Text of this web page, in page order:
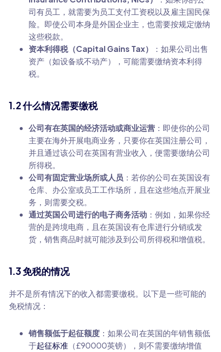
司有员工，就需要为员工支付工资税以及雇主国民保
险。即使公司本身是外国企业主，也需要按规定缴纳
这些税款。
资本利得税（Capital Gains Tax）
：如果公司出售
资产（如设备或不动产），可能需要缴纳资本利得
税。
1.2 什么情况需要缴税
公司有在英国的经济活动或商业运营：即使你的公司
主要在海外开展电商业务，只要你在英国注册公司，
并且通过该公司在英国有营业收入，便需要缴纳公司
所得税。
公司有固定营业场所或人员 ：若你的公司在英国设有
仓库、办公室或员工工作场所，且在这些地点开展业
务，则需要交税。
通过英国公司进行的电子商务活动：例如，如果你经
营的是跨境电商，且在英国设有仓库进行分销或发
货，销售商品时就可能涉及到公司所得税和增值税。
1.3 免税的情况
并不是所有情况下的收入都需要缴税。以下是一些可能的
免税情况：
销售额低于起征额度：如果公司在英国的年销售额低
于起征标准（£90000英镑），则不需要缴纳增值